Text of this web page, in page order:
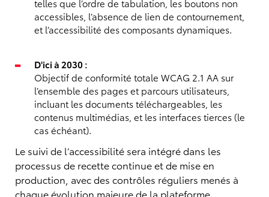
telles que l’ordre de tabulation, les boutons non
accessibles, l’absence de lien de contournement,
et l’accessibilité des composants dynamiques.
D'ici à 2030 :
Objectif de conformité totale WCAG 2.1 AA sur
l’ensemble des pages et parcours utilisateurs,
incluant les documents téléchargeables, les
contenus multimédias, et les interfaces tierces (le
cas échéant).
Le suivi de l’accessibilité sera intégré dans les
processus de recette continue et de mise en
production, avec des contrôles réguliers menés à
chaque évolution majeure de la plateforme.